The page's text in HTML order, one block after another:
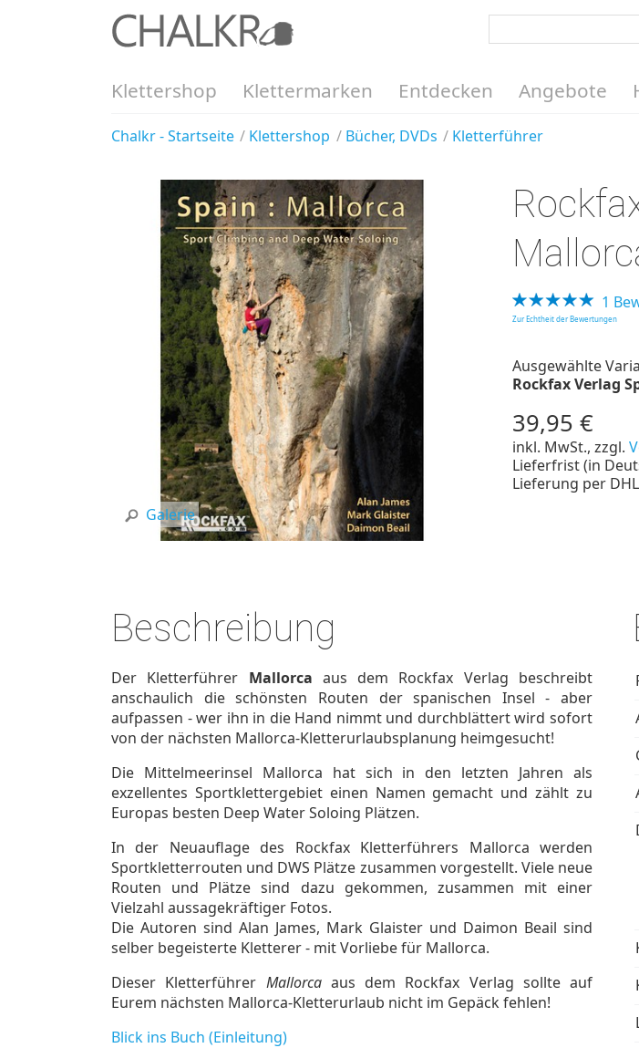
Klettershop Klettermarken Entdecken Angebote
Chalkr - Startseite Klettershop Bücher, DVDs Kletterführer
Galerie
1
Zur Echtheit der Bewertungen
Ausgewählte
Rockfax Verlag
39,95 €
inkl. MwSt., zzgl.
Lieferfrist (in
Lieferung per DHL
Beschreibung
Der Kletterführer Mallorca aus dem Rockfax Verlag beschreibt
anschaulich die schönsten Routen der spanischen Insel - aber
aufpassen - wer ihn in die Hand nimmt und durchblättert wird sofort
von der nächsten Mallorca-Kletterurlaubsplanung heimgesucht!
Die Mittelmeerinsel Mallorca hat sich in den letzten Jahren als
exzellentes Sportklettergebiet einen Namen gemacht und zählt zu
Europas besten Deep Water Soloing Plätzen.
In der Neuauflage des Rockfax Kletterführers Mallorca werden
Sportkletterrouten und DWS Plätze zusammen vorgestellt. Viele neue
Routen und Plätze sind dazu gekommen, zusammen mit einer
Vielzahl aussagekräftiger Fotos.
Die Autoren sind Alan James, Mark Glaister und Daimon Beail sind
selber begeisterte Kletterer - mit Vorliebe für Mallorca.
Dieser Kletterführer Mallorcaaus dem Rockfax Verlag sollte auf
Eurem nächsten Mallorca-Kletterurlaub nicht im Gepäck fehlen!
Blick ins Buch (Einleitung)